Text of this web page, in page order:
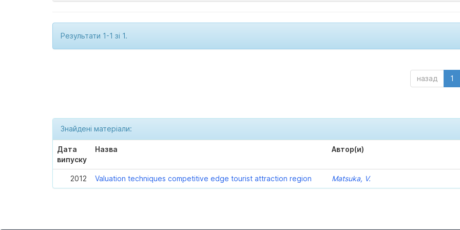
Результати 1-1 зі 1.
назад 1
Знайдені матеріали:
Дата
випуску
Назва Автор(и)
2012 Valuation techniques competitive edge tourist attraction region Matsuka, V.